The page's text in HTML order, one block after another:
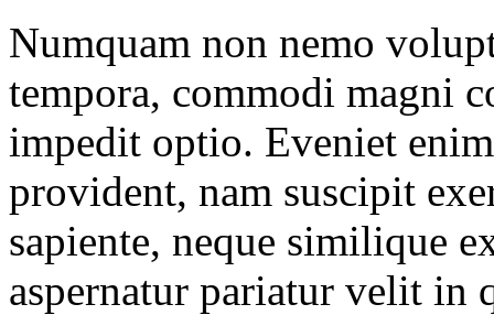
Numquam non nemo
tempora, commodi magni
impedit optio. Eveniet
provident, nam suscipit
sapiente, neque similique
aspernatur pariatur velit in